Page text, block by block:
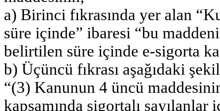
a) Birinci fıkrasında yer alan
süre içinde” ibaresi “bu
belirtilen süre içinde e-sigorta
b) Üçüncü fıkrası aşağıdaki
“(3) Kanunun 4 üncü
kapsamında sigortalı